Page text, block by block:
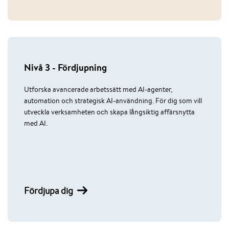
Nivå 3 - Fördjupning
Utforska avancerade arbetssätt med AI-agenter,
automation och strategisk AI-användning. För dig som vill
utveckla verksamheten och skapa långsiktig affärsnytta
med AI.
Fördjupa dig